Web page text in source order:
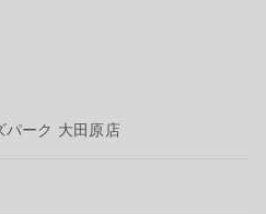
パーク 大田原店